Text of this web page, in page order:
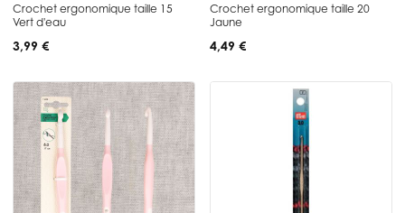
Crochet ergonomique taille 15
Vert d'eau
3,99 €
Crochet ergonomique taille 20
Jaune
4,49 €